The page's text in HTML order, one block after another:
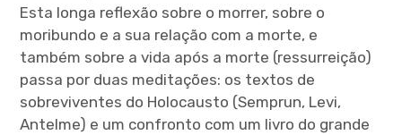
child
menu
child
Esta longa reflexão sobre o morrer, sobre o
moribundo e a sua relação com a morte, e
também sobre a vida após a morte (ressurreição)
passa por duas meditações: os textos de
sobreviventes do Holocausto (Semprun, Levi,
Antelme) e um confronto com um livro do grande